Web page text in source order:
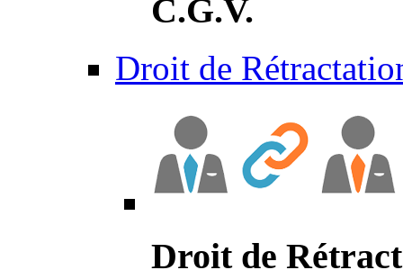
C.G.V.
Droit de
Droit de